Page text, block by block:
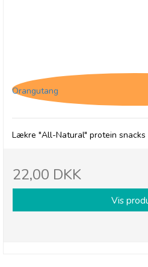
Orangutang
Lækre "All-Natural" protein snacks
22,00 DKK
Vis